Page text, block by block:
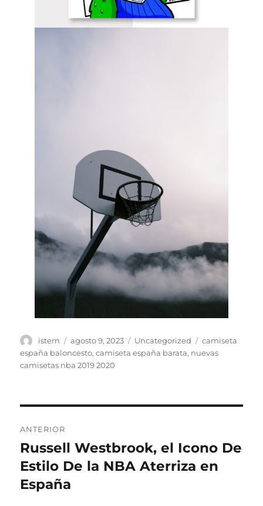
Autor
istern
Publicado
el
agosto 9, 2023 Categorías
Uncategorized Etiquetas
camiseta
españa baloncesto,camiseta españa barata, nuevas
camisetas nba 2019 2020
de
entradas
ANTERIOR
Entrada
anterior:
Russell Westbrook, el Icono De
Estilo De la NBA Aterriza en
España